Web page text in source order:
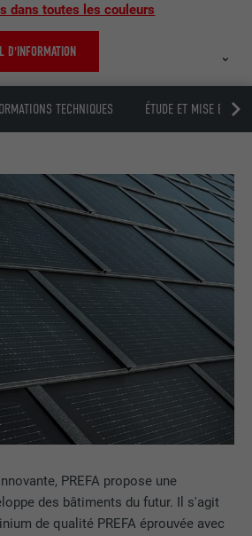
dans toutes les couleurs
D'INFORMATION
TECHNIQUES ÉTUDE ET MISE EN
PREFA propose une
des bâtiments du futur. Il s'agit
de qualité PREFA éprouvée avec